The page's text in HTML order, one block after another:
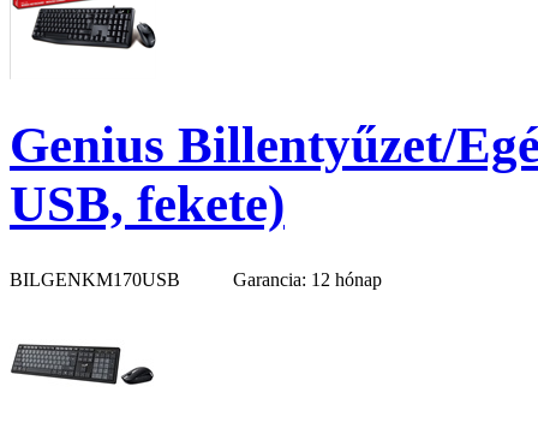
Genius Billentyűzet/
USB, fekete)
BILGENKM170USB Garancia: 12 hónap